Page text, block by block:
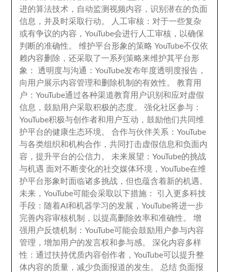
进的算法技术 ， 自动监测视频内容 ，识别潜在的负面
信息 ， 并及时采取行动。 人工审核 ： 对于一些复杂
或有争议的内容 ，YouTube会进行人工审核 ，
以确保
判断的准确性。维护平台形象的策略 YouTube不仅依
赖内容删除 ，还采取了一系列策略来维护其平台形
象 ：透明度与沟通 ：YouTube发布年度透明度报告 ，
向用户展示内容管理和删除机制的有效性。教育用
户 ：YouTube通过各种渠道教育用户识别和应对虚假
信息 ，鼓励用户采取积极的态度。强化社区参与 ：
YouTube积极与创作者和用户互动 ，鼓励他们共同维
护平台的健康生态环境。合作与伙伴关系 ：YouTube
与各类组织和机构合作 ，共同打击虚假信息和负面内
容 ，提升平台的公信力 。 未来展望 ：YouTube的挑战
与机遇 面对不断变化的社交媒体环境 ，YouTube在维
护平台形象时面临诸多挑战 ，但也蕴含着新的机遇。
未来 ，YouTube可能会采取以下措施 ： 引入更多科技
手段 ： 随着AI和机器学习的发展 ，YouTube将进一步
完善内容审核机制
， 以提高删除效率和准确性。增
强用户反馈机制
：YouTube可能会鼓励用户参与内容
管理 ，增加用户的发言权和参与感。深化内容多样
性 ：通过扶持优质内容创作者 ，YouTube可以提升整
体内容的质量 ，减少负面报道的发生。 总结 负面报